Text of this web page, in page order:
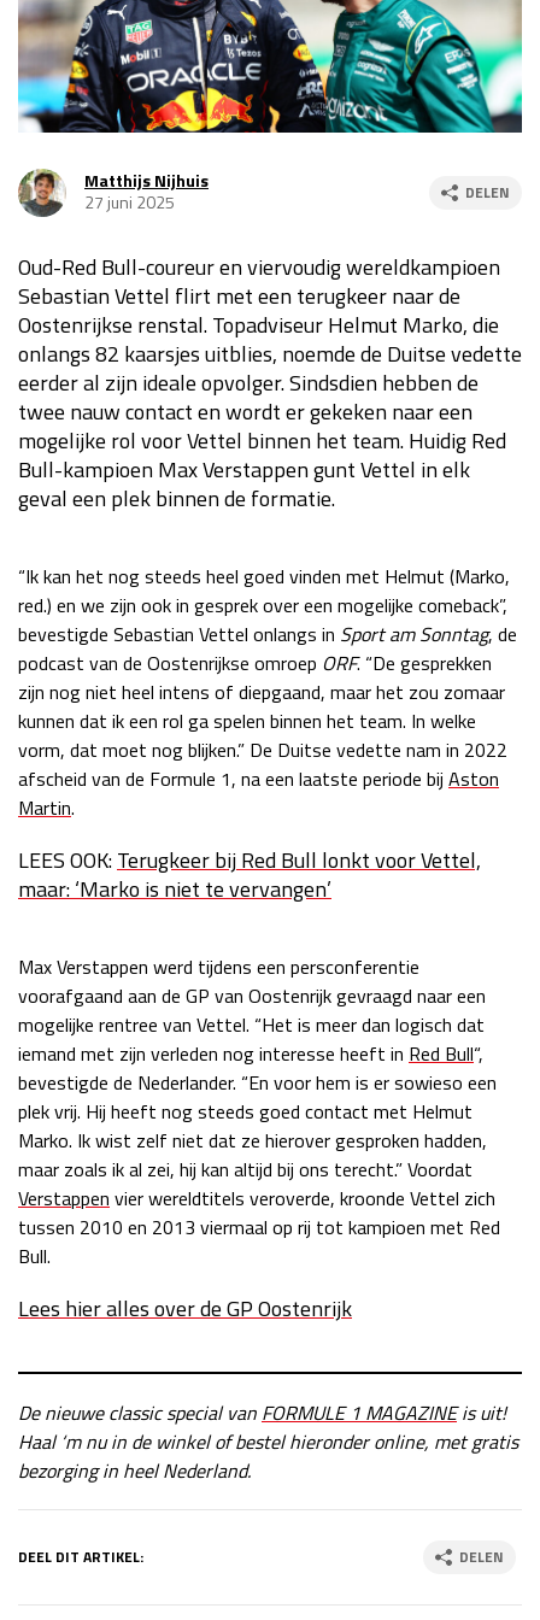
Race
za 13:00 - 15:00
GP VERENIGDE STATEN 2026 23 - 25 okt
Race
zo 21:00 - 23:00
GP MEXICO 2026 30 okt - 01 nov
Race
zo 21:00 - 23:00
GP SÃO PAULO 2026 06 - 08 nov
Kwalificatie
za 19:00 - 20:00
Race
zo 18:00 - 20:00
LAS VEGAS GRAND PRIX 2026
Kwalificatie
za 05:00 - 06:00
Race
zo 05:00 - 07:00
Race
zo 17:00 - 19:00
GP ABU DHABI 2026 04 - 06 dec
Kwalificatie
za 15:00 - 16:00
Race
zo 14:00 - 16:00
Matthijs Nijhuis
27 juni 2025
DELEN
Oud-Red Bull-coureur en viervoudig wereldkampioen
Sebastian Vettel flirt met een terugkeer naar de
Oostenrijkse renstal. Topadviseur Helmut Marko, die
onlangs 82 kaarsjes uitblies, noemde de Duitse vedette
eerder al zijn ideale opvolger. Sindsdien hebben de
twee nauw contact en wordt er gekeken naar een
mogelijke rol voor Vettel binnen het team. Huidig Red
Bull-kampioen Max Verstappen gunt Vettel in elk
geval een plek binnen de formatie.
“Ik kan het nog steeds heel goed vinden met Helmut (Marko,
red.) en we zijn ook in gesprek over een mogelijke comeback”,
bevestigde Sebastian Vettel onlangs in Sport am Sonntag, de
podcast van de Oostenrijkse omroep ORF. “De gesprekken
zijn nog niet heel intens of diepgaand, maar het zou zomaar
kunnen dat ik een rol ga spelen binnen het team. In welke
vorm, dat moet nog blijken.” De Duitse vedette nam in 2022
afscheid van de Formule 1, na een laatste periode bij Aston
Martin.
LEES OOK:Terugkeer bij Red Bull lonkt voor Vettel,
maar: ‘Marko is niet te vervangen’
Max Verstappen werd tijdens een persconferentie
voorafgaand aan de GP van Oostenrijk gevraagd naar een
mogelijke rentree van Vettel. “Het is meer dan logisch dat
iemand met zijn verleden nog interesse heeft in Red Bull“,
bevestigde de Nederlander. “En voor hem is er sowieso een
plek vrij. Hij heeft nog steeds goed contact met Helmut
Marko. Ik wist zelf niet dat ze hierover gesproken hadden,
maar zoals ik al zei, hij kan altijd bij ons terecht.” Voordat
Verstappen vier wereldtitels veroverde, kroonde Vettel zich
tussen 2010 en 2013 viermaal op rij tot kampioen met Red
Bull.
Lees hier alles over de GP Oostenrijk
De nieuwe classic special van FORMULE 1 MAGAZINEis uit!
Haal ‘m nu in de winkel of bestel hieronder online, met gratis
bezorging in heel Nederland.
DEEL DIT ARTIKEL: DELEN